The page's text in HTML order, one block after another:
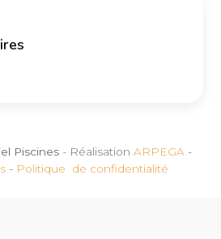
Piscines - Réalisation ARPEGA -
- Politique de confidentialité